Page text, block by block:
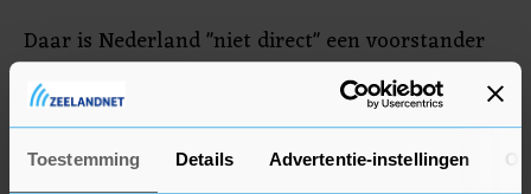
Toestemming Details Advertentie-instellingen
Daar is Nederland "niet direct" een voorstander
van, aldus het ministerie. Internationale CO2-
kredieten uit landen waarmee Nederland
strategische banden heeft, hebben dan eventueel
de voorkeur van Hermans.